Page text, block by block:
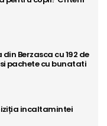
Berzasca cu 192 de
pachete cu bunatati
incaltamintei